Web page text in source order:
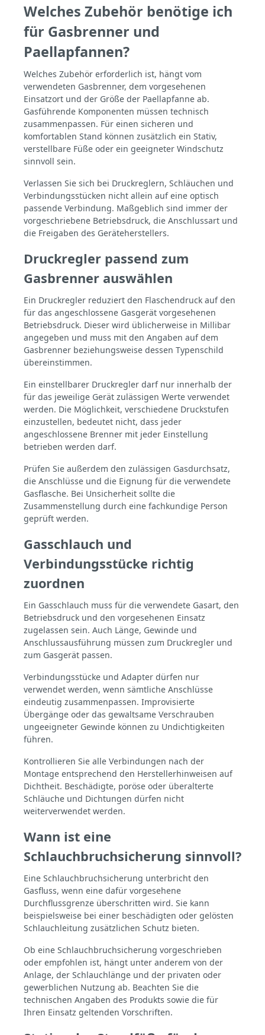
der Lage sind exakt und ganz nach Wunsch
die gewünschte Hitze abzugeben ist es
enorm wichtig, dass dies durch Wind nicht
gestört wird. Vor allem bei der Zubereitung
einer leckeren Paella zum Beispiel ist es
enorm wichtig, dass eine gleichmäßige
Hitzeverteilung in der gesamten
Grillpfanne gegeben ist. Somit kann man
an jedem Punkt der Pfanne den gleichen
Garzustand erwarten und ein einheitliches
und geschmacklich hervorragendes
Ergebnis erzielen. Können die Flammen
unserer hochwertigen Gasbrenner nun
also ungestört und unbeinflusst vom Wind
ihre Arbeit verrichten, so überzeugt das
Ergebnis auf ganzer Linie. Erst wenn der
Wind die Ausrichtung und Intensität der
Flammen beeinflusst kann ein solches
Ergebnis nicht mehr garantiert werden.
Aus diesem Grund empfehlen wir den
Einsatz eines Windschutz um optimal und
unabhängig von den
Witterungsverhältnissen ein ideales
Ergebnis präsentieren zu können. Der
Windschutz wird einfach in die
Paellapfanne eingehängt Länge:
68cmHöhe: 15cm Je nach Pfannengröße
benötigen Sie die entsprechende Anzahl
an Windschürzenbis 50cm
Pfannendurchmesser: 2Stück50-70cm
Pfannendurchmesser: 3Stück80cm
Pfannendurchmesser: 4Stück
Welches Zubehör benötige ich
für Gasbrenner und
Paellapfannen?
Welches Zubehör erforderlich ist, hängt vom
verwendeten Gasbrenner, dem vorgesehenen
Einsatzort und der Größe der Paellapfanne ab.
Gasführende Komponenten müssen technisch
zusammenpassen. Für einen sicheren und
komfortablen Stand können zusätzlich ein Stativ,
verstellbare Füße oder ein geeigneter Windschutz
sinnvoll sein.
Verlassen Sie sich bei Druckreglern, Schläuchen und
Verbindungsstücken nicht allein auf eine optisch
passende Verbindung. Maßgeblich sind immer der
vorgeschriebene Betriebsdruck, die Anschlussart und
die Freigaben des Geräteherstellers.
Druckregler passend zum
Gasbrenner auswählen
Ein Druckregler reduziert den Flaschendruck auf den
für das angeschlossene Gasgerät vorgesehenen
Betriebsdruck. Dieser wird üblicherweise in Millibar
angegeben und muss mit den Angaben auf dem
Gasbrenner beziehungsweise dessen Typenschild
übereinstimmen.
Ein einstellbarer Druckregler darf nur innerhalb der
für das jeweilige Gerät zulässigen Werte verwendet
werden. Die Möglichkeit, verschiedene Druckstufen
einzustellen, bedeutet nicht, dass jeder
angeschlossene Brenner mit jeder Einstellung
betrieben werden darf.
Prüfen Sie außerdem den zulässigen Gasdurchsatz,
die Anschlüsse und die Eignung für die verwendete
Gasflasche. Bei Unsicherheit sollte die
Zusammenstellung durch eine fachkundige Person
geprüft werden.
Gasschlauch und
Verbindungsstücke richtig
zuordnen
Ein Gasschlauch muss für die verwendete Gasart, den
Betriebsdruck und den vorgesehenen Einsatz
zugelassen sein. Auch Länge, Gewinde und
Anschlussausführung müssen zum Druckregler und
zum Gasgerät passen.
Verbindungsstücke und Adapter dürfen nur
verwendet werden, wenn sämtliche Anschlüsse
eindeutig zusammenpassen. Improvisierte
Übergänge oder das gewaltsame Verschrauben
ungeeigneter Gewinde können zu Undichtigkeiten
führen.
Kontrollieren Sie alle Verbindungen nach der
Montage entsprechend den Herstellerhinweisen auf
Dichtheit. Beschädigte, poröse oder überalterte
Schläuche und Dichtungen dürfen nicht
weiterverwendet werden.
Wann ist eine
Schlauchbruchsicherung sinnvoll?
Eine Schlauchbruchsicherung unterbricht den
Gasfluss, wenn eine dafür vorgesehene
Durchflussgrenze überschritten wird. Sie kann
beispielsweise bei einer beschädigten oder gelösten
Schlauchleitung zusätzlichen Schutz bieten.
Ob eine Schlauchbruchsicherung vorgeschrieben
oder empfohlen ist, hängt unter anderem von der
Anlage, der Schlauchlänge und der privaten oder
gewerblichen Nutzung ab. Beachten Sie die
technischen Angaben des Produkts sowie die für
Ihren Einsatz geltenden Vorschriften.